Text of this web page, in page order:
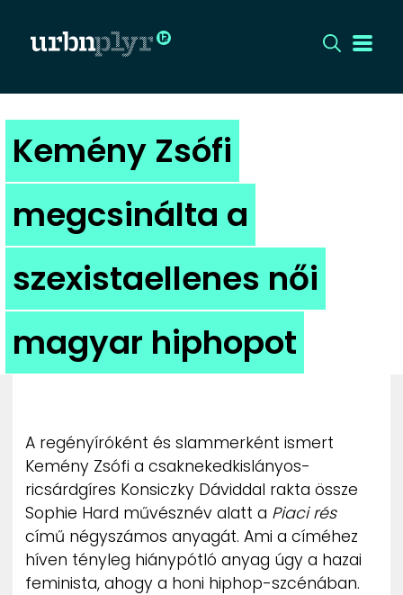
CÍMLAP
DIZÁJN
DIVAT
HIP
KULT
UTCA
ZENE
MÉDIAAJÁNLAT
IMPRESSZUM
PR-ARCHÍVUM
ADATKEZELÉSI TÁJÉKOZTATÓ
Kemény Zsófi
megcsinálta a
szexistaellenes női
magyar hiphopot
A regényíróként és slammerként ismert
Kemény Zsófi a csaknekedkislányos-
ricsárdgíres Konsiczky Dáviddal rakta össze
Sophie Hard művésznév alatt a Piaci rés
című négyszámos anyagát. Ami a címéhez
híven tényleg hiánypótló anyag úgy a hazai
feminista, ahogy a honi hiphop-szcénában.